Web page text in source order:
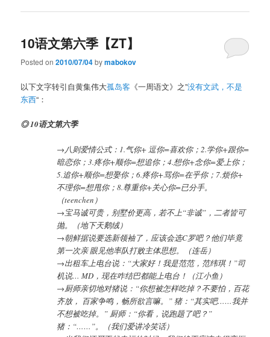
10语文第六季【ZT】
Posted on2010/07/04bymabokov
以下文字转引自黄集伟大孤岛客 《一周语文》之”没有文武，不是
东西“：
◎ 10语文第六季
→八则爱情公式：1.气你+ 逗你=喜欢你；2.学你+跟你=
暗恋你；3.疼你+顺你=想追你；4.想你+念你=爱上你；
5.追你+顺你=想娶你；6.疼你+骂你=在乎你；7.烦你+
不理你=想甩你；8.尊重你+关心你=已分手。
（teenchen）
→宝马诚可贵，别墅价更高，若不上“非诚”，二者皆可
抛。（地下天鹅绒）
→朝鲜据说要选新领袖了，应该会选C罗吧？他们毕竟
第一次亲 眼见他率队打败主体思想。（连岳）
→出租车上电台说：“大家好！我是范范，范纬琪！”司
机说… MD，现在咋结巴都能上电台！（江小鱼）
→厨师亲切地对猪说：“你想被怎样吃掉？不要怕，百花
齐放， 百家争鸣，畅所欲言嘛。” 猪：“其实吧……我并
不想被吃掉。” 厨师：“你看，说跑题了吧？”
猪：“……”。（我们爱讲冷笑话）